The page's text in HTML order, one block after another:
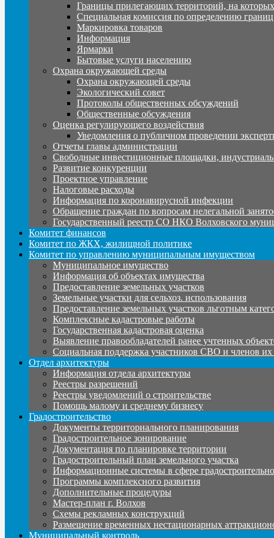
Границы прилегающих территорий, на
Специальная комиссия по определению
Маркировка товаров
Информация
Ярмарки
Бытовые услуги населению
Охрана окружающей среды
Охрана окружающей среды
Экологический совет
Протоколы общественных обсуждений
Общественные обсуждения
Оценка регулирующего воздействия
Уведомления о публичном проведении
Отчеты главы администрации
Свободные инвестиционные площадки,
Развитие конкуренции
Проектное управление
Налоговые расходы
Информация по коронавирусной инфекции
Обращение граждан по вопросам нелегальной
Государственный реестр СО НКО Волховского
Комитет финансов
Комитет по ЖКХ, жилищной политике
Комитет по управлению муниципальным имуществом
Муниципальное имущество
Информация об объектах имущества
Предоставление земельных участков
Земельные участки для сельхоз. использования
Предоставление земельных участков льготным
Комплексные кадастровые работы
Государственная кадастровая оценка
Выявление правообладателей ранее учтенных
Социальная поддержка участников СВО и членов их
Отдел архитектуры
Информация отдела архитектуры
Реестры разрешений
Реестры уведомлений о строительстве
Помощь малому и среднему бизнесу
Градостроительство
Документы территориального планирования
Градостроительное зонирование
Документация по планировке территории
Градостроительный план земельного участка
Информационные системы в сфере
Программы комплексного развития
Дополнительные процедуры
Мастер-план г. Волхов
Схемы рекламных конструкций
Размещение временных нестационарных
Муниципальный контроль